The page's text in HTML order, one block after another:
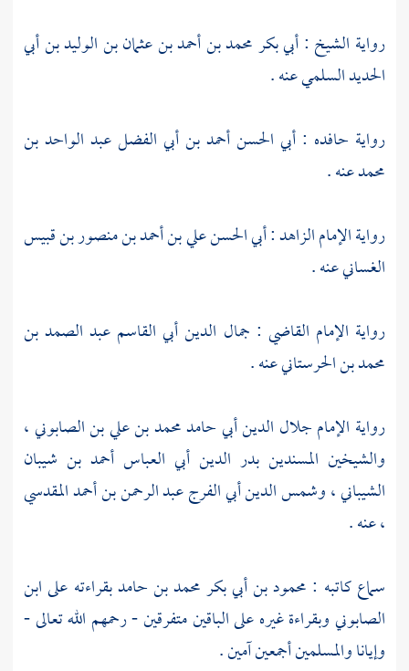
رواية الشيخ :أبي بكر محمد بن أحمد بن عثمان بن الوليد بن أبي
الحديد السلميعنه .
رواية حافده :أبي الحسن أحمد بن أبي الفضل عبد الواحد بن
محمدعنه .
رواية الإمام الزاهد :أبي الحسن علي بن أحمد بن منصور بن قبيس
الغسانيعنه .
رواية الإمام القاضي : جمال الدين أبي القاسم عبد الصمد بن
محمد بن الحرستانيعنه .
رواية الإمامجلال الدين أبي حامد محمد بن علي بن الصابوني ،
والشيخين المسندينبدر الدين أبي العباس أحمد بن شيبان
الشيباني ،وشمس الدين أبي الفرج عبد الرحمن بن أحمد المقدسي
،عنه .
سماع كاتبه : محمود بن أبي بكر محمد بن حامدبقراءته علىابن
الصابونيوبقراءة غيره على الباقين متفرقين - رحمهم الله تعالى -
وإيانا والمسلمين أجمعين آمين .